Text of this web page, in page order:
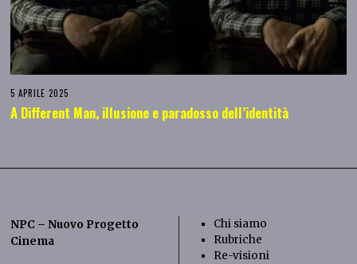
5 APRILE 2025
A Different Man, illusione e paradosso dell’identità
NPC – Nuovo Progetto
Cinema
Chi siamo
Rubriche
Re-visioni